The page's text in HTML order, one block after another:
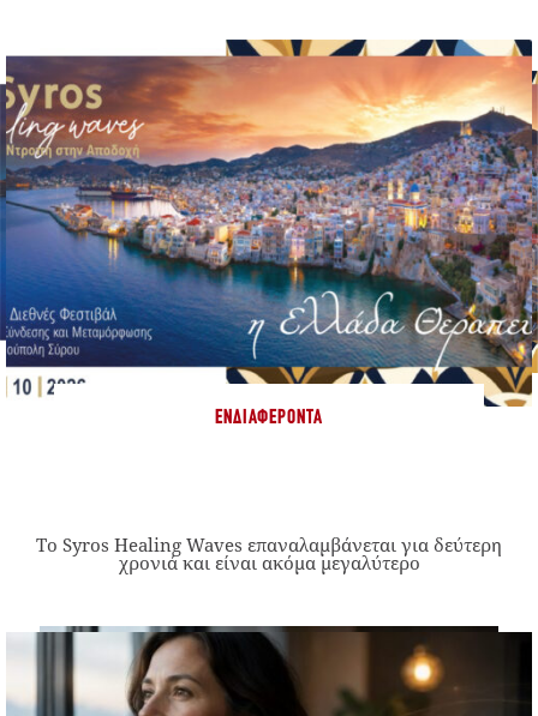
ΕΝΔΙΑΦΈΡΟΝΤΑ
Το Syros Healing Waves επαναλαμβάνεται για δεύτερη
χρονιά και είναι ακόμα μεγαλύτερο